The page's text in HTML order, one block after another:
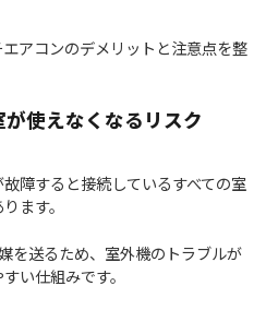
アコンのデメリットと注意点を整
使えなくなるリスク
障すると接続しているすべての室
ます。
を送るため、室外機のトラブルが
い仕組みです。